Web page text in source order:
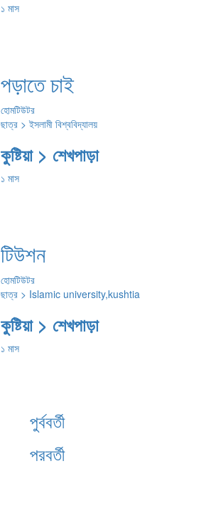
১ মাস
পড়াতে চাই
হোমটিউটর
ছাত্র > ইসলামী বিশ্ববিদ্যালয়
কুষ্টিয়া > শেখপাড়া
১ মাস
টিউশন
হোমটিউটর
ছাত্র > Islamic university,kushtia
কুষ্টিয়া > শেখপাড়া
১ মাস
পুর্ববর্তী
পরবর্তী